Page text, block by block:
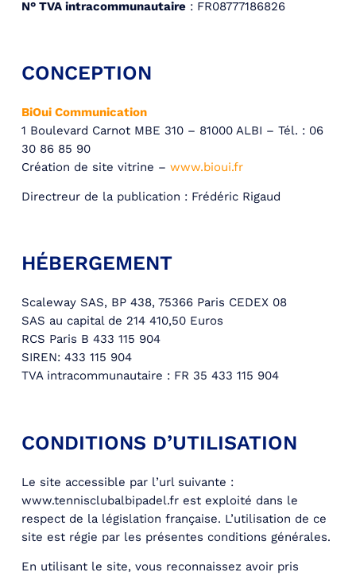
N° TVA intracommunautaire: FR08777186826
CONCEPTION
BiOui Communication
1 Boulevard Carnot MBE 310 – 81000 ALBI – Tél. : 06
30 86 85 90
Création de site vitrine – www.bioui.fr
Directreur de la publication : Frédéric Rigaud
HÉBERGEMENT
Scaleway SAS, BP 438, 75366 Paris CEDEX 08
SAS au capital de 214 410,50 Euros
RCS Paris B 433 115 904
SIREN: 433 115 904
TVA intracommunautaire : FR 35 433 115 904
CONDITIONS D’UTILISATION
Le site accessible par l’url suivante :
www.tennisclubalbipadel.fr est exploité dans le
respect de la législation française. L’utilisation de ce
site est régie par les présentes conditions générales.
En utilisant le site, vous reconnaissez avoir pris